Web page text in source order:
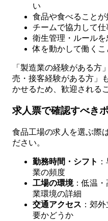
い
食品や食べること
チームで協力して
衛生管理・ルール
体を動かして働くこ
「製造業の経験がある方
売・接客経験がある方」
かせるため、歓迎される
求人票で確認すべき
食品工場の求人を選ぶ際
ださい。
勤務時間・シフト
業の頻度
工場の環境：低温・
業環境の詳細
交通アクセス ：郊
要かどうか